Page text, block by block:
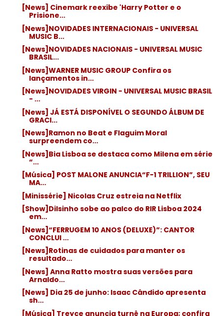
[News] Cinemark reexibe 'Harry Potter e o
Prisione...
[News]NOVIDADES INTERNACIONAIS - UNIVERSAL
MUSIC B...
[News]NOVIDADES NACIONAIS - UNIVERSAL MUSIC
BRASIL...
[News]WARNER MUSIC GROUP Confira os
lançamentos in...
[News]NOVIDADES VIRGIN - UNIVERSAL MUSIC BRASIL
- ...
[News] JÁ ESTÁ DISPONÍVEL O SEGUNDO ÁLBUM DE
GRACI...
[News]Ramon no Beat e Flaguim Moral
surpreendem co...
[News]Bia Lisboa se destaca como Milena em série
“...
[Música] POST MALONE ANUNCIA“F-1 TRILLION”, SEU
MA...
[Minissérie] Nicolas Cruz estreia na Netflix
[Show]Dilsinho sobe ao palco do RIR Lisboa 2024
em...
[News]“FERRUGEM 10 ANOS (DELUXE)”: CANTOR
CONCLUI ...
[News]Rotinas de cuidados para manter os
resultado...
[News] Anna Ratto mostra suas versões para
Arnaldo...
[News] Dia 25 de junho: Isaac Cândido apresenta
sh...
[Música] Treyce anuncia turnê na Europa; confira